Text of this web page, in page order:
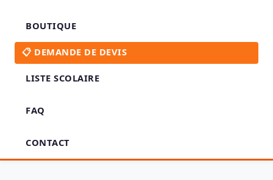
BOUTIQUE
📋 DEMANDE DE DEVIS
LISTE SCOLAIRE
FAQ
CONTACT